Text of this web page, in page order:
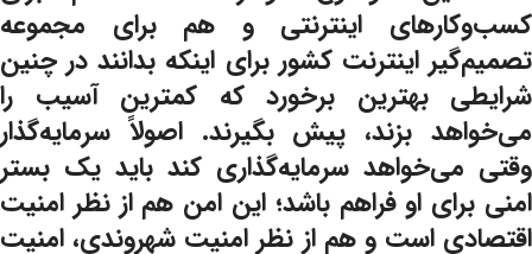
کسب‌وکارهای اینترنتی و هم برای مجموعه
تصمیم‌گیر اینترنت کشور برای اینکه بدانند در چنین
شرایطی بهترین برخورد که کمترین آسیب را
می‌خواهد بزند، پیش بگیرند. اصولاً سرمایه‌گذار
وقتی می‌خواهد سرمایه‌گذاری کند باید یک بستر
امنی برای او فراهم باشد؛ این امن هم از نظر امنیت
اقتصادی است و هم از نظر امنیت شهروندی، امنیت